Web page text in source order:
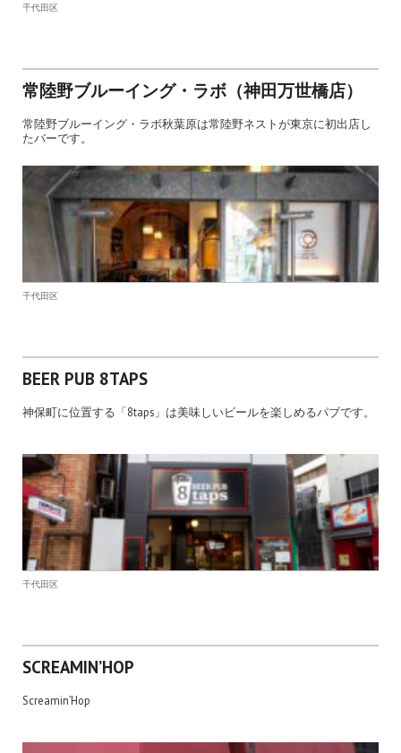
千代田区
常陸野ブルーイング・ラボ（神田万世橋店）
常陸野ブルーイング・ラボ秋葉原は常陸野ネストが東京に初出店し
たバーです。
千代田区
BEER PUB 8TAPS
神保町に位置する「8taps」は美味しいビールを楽しめるパブです。
千代田区
SCREAMIN’HOP
Screamin’Hop